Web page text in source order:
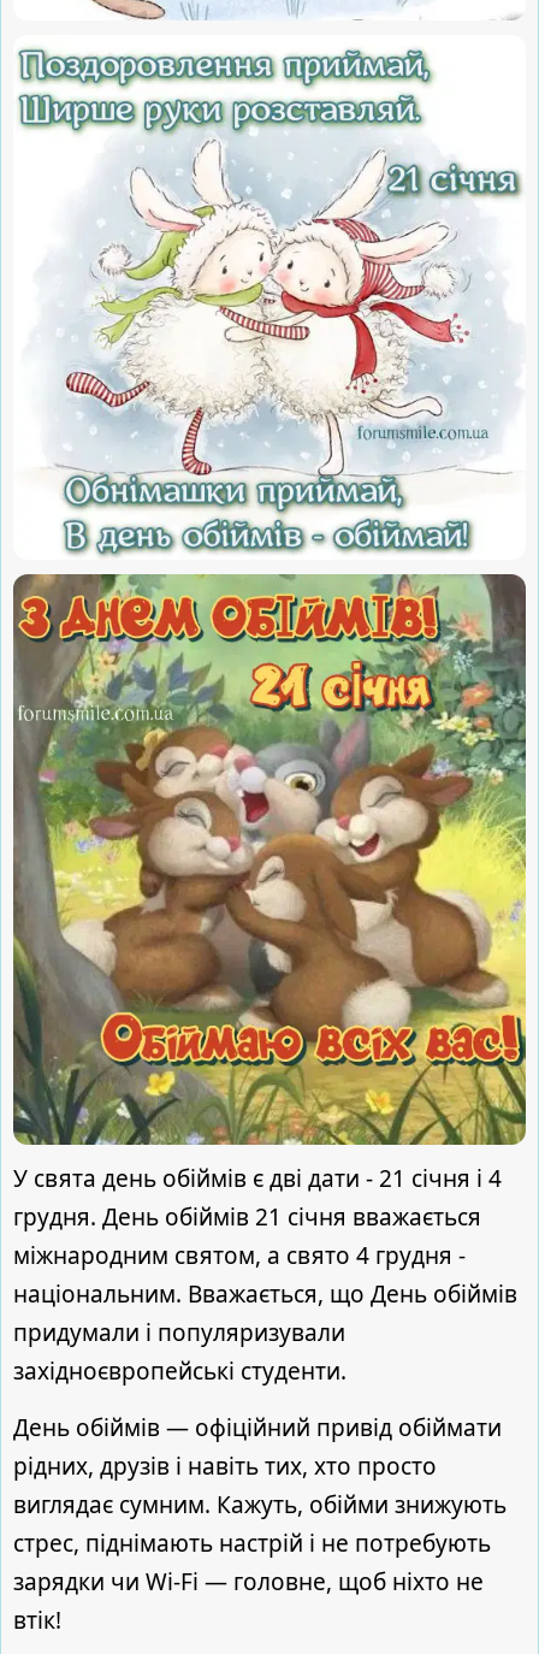
У свята день обіймів є дві дати - 21 січня і 4
грудня. День обіймів 21 січня вважається
міжнародним святом, а свято 4 грудня -
національним. Вважається, що День обіймів
придумали і популяризували
західноєвропейські студенти.
День обіймів — офіційний привід обіймати
рідних, друзів і навіть тих, хто просто
виглядає сумним. Кажуть, обійми знижують
стрес, піднімають настрій і не потребують
зарядки чи Wi-Fi — головне, щоб ніхто не
втік!